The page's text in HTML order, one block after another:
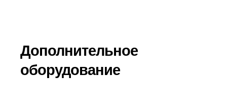
Дополнительное
оборудование